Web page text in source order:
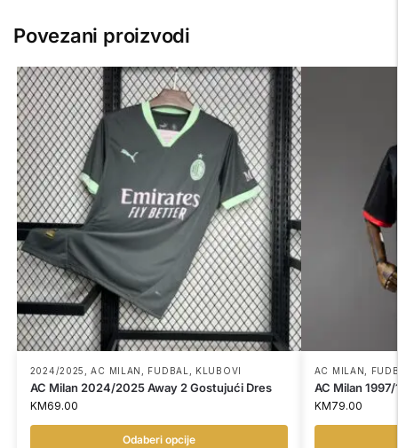
Povezani proizvodi
2024/2025 ,AC MILAN FUDBAL KLUBOVI
AC Milan 2024/2025 Away 2 Gostujući Dres
KM69.00
Odaberi opcije
AC MILAN
AC Milan
KM79.00